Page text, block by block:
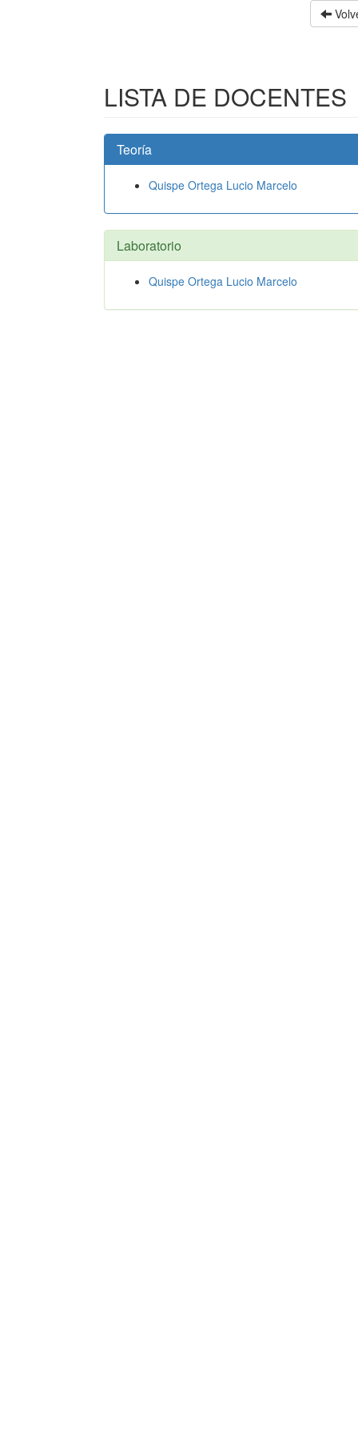
LISTA DE DOCENTES
Teoría
Quispe Ortega Lucio Marcelo
Laboratorio
Quispe Ortega Lucio Marcelo